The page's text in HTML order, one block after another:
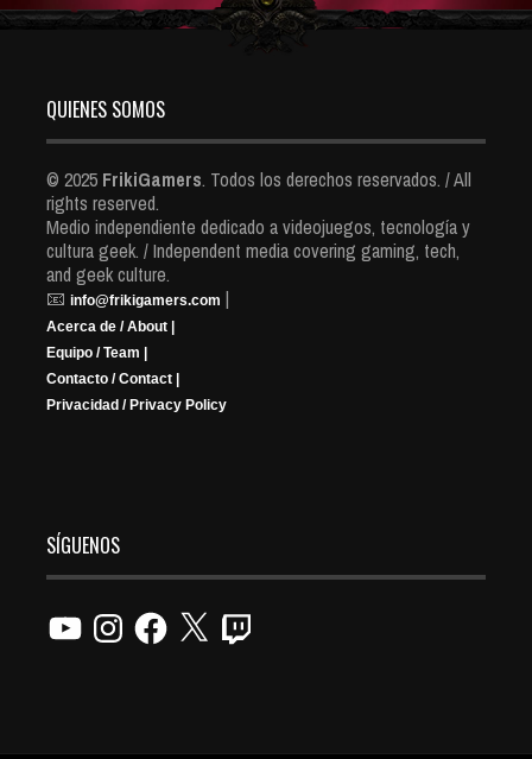
QUIENES SOMOS
© 2025 FrikiGamers. Todos los derechos reservados. / All
rights reserved.
Medio independiente dedicado a videojuegos, tecnología y
cultura geek. / Independent media covering gaming, tech,
and geek culture.
📧 info@frikigamers.com |
Acerca de / About |
Equipo / Team |
Contacto / Contact |
Privacidad / Privacy Policy
SÍGUENOS
YouTubeInstagramFacebook
X Twitch